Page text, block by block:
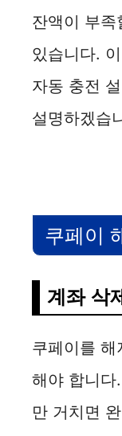
잔액이 부
있습니다.
자동 충전
설명하겠습
쿠페이
계좌 삭
쿠페이를 해
해야 합니다
만 거치면